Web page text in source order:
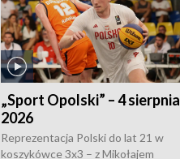
„Sport Opolski” – 4 sierpnia
2026
Reprezentacja Polski do lat 21 w
koszykówce 3x3 – z Mikołajem